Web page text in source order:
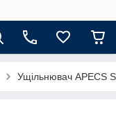
Ущільнювач APECS